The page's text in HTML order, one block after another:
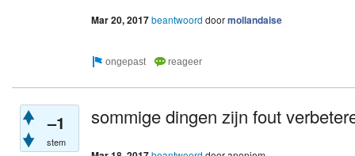
Mar 20, 2017beantwoord doormollandaise
–1
stem
sommige dingen zijn fout